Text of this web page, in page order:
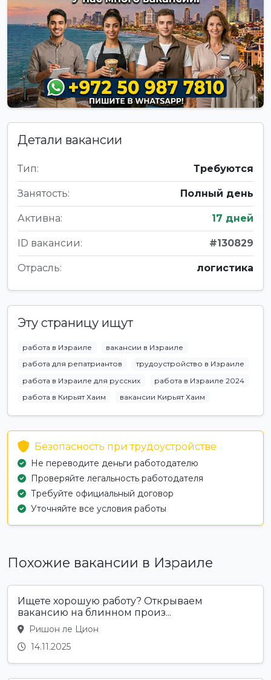
Детали вакансии
Тип: Требуются
Занятость: Полный день
Активна: 17 дней
ID вакансии: #130829
Отрасль: логистика
Эту страницу ищут
работа в Израиле
вакансии в Израиле
работа для репатриантов
трудоустройство в Израиле
работа в Израиле для русских
работа в Израиле 2024
работа в Кирьят Хаим
вакансии Кирьят Хаим
Безопасность при трудоустройстве
Не переводите деньги работодателю
Проверяйте легальность работодателя
Требуйте официальный договор
Уточняйте все условия работы
Похожие вакансии в Израиле
Ищете хорошую работу? Открываем
вакансию на блинном произ...
Ришон ле Цион
14.11.2025